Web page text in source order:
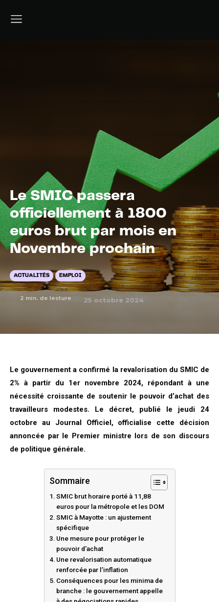
Le SMIC passera
officiellement à 1800
euros brut par mois en
Novembre prochain
ACTUALITÉS EMPLOI
2 min. de lecture 25 octobre 2024
Le gouvernement a confirmé la revalorisation du SMIC de
2% à partir du 1er novembre 2024, répondant à une
nécessité croissante de soutenir le pouvoir d’achat des
travailleurs modestes. Le décret, publié le jeudi 24
octobre au Journal Officiel, officialise cette décision
annoncée par le Premier ministre lors de son discours
de politique générale.
Sommaire
SMIC brut horaire porté à 11,88
euros pour la métropole et les DOM
SMIC à Mayotte : un ajustement
spécifique
Une mesure pour protéger le
pouvoir d’achat
Une revalorisation automatique
renforcée par l’inflation
Conséquences pour les minima de
branche : le gouvernement appelle